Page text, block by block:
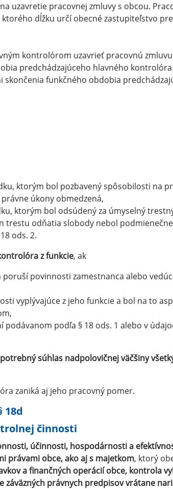
uzavretie pracovnej zmluvy s obcou.
dĺžku určí obecné zastupiteľstvo
kontrolórom uzavrieť pracovnú
predchádzajúceho hlavného
funkčného obdobia
ktorým bol pozbavený spôsobilosti na
úkony obmedzená,
ktorým bol odsúdený za úmyselný
trestu odňatia slobody nebol
ods. 2.
z funkcie, ak
povinnosti zamestnanca alebo
vyplývajúce z jeho funkcie a bol na to
podľa § 18 ods. 1 alebo v
súhlas nadpolovičnej väčšiny
zaniká aj jeho pracovný pomer.
18d
činnosti
účinnosti, hospodárnosti a
právami obce, ako aj s majetkom, ktorý
a finančných operácií obce, kontrola
právnych predpisov vrátane